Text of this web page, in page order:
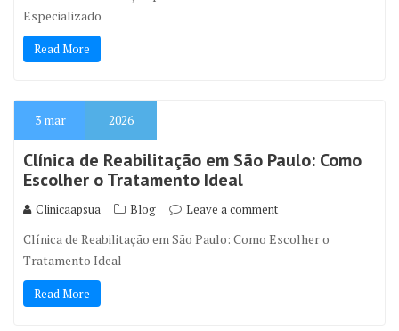
Especializado
Read More
3 mar 2026
Clínica de Reabilitação em São Paulo: Como
Escolher o Tratamento Ideal
Clinicaapsua Blog Leave a comment
Clínica de Reabilitação em São Paulo: Como Escolher o
Tratamento Ideal
Read More